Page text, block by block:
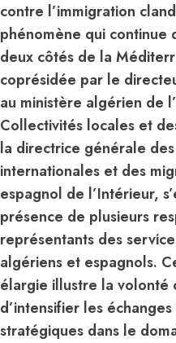
contre l’immigration
phénomène qui continue
deux côtés de la
coprésidée par le
au ministère algérien de
Collectivités locales et
la directrice générale
internationales et des
espagnol de l’Intérieur,
présence de plusieurs
représentants des
algériens et espagnols.
élargie illustre la volonté
d’intensifier les
stratégiques dans le